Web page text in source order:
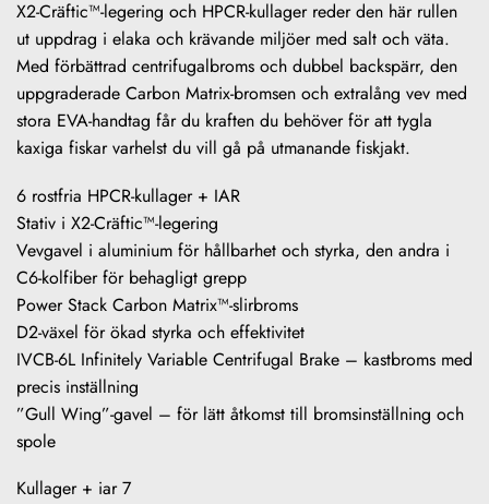
X2-Cräftic™-legering och HPCR-kullager reder den här rullen
ut uppdrag i elaka och krävande miljöer med salt och väta.
Med förbättrad centrifugalbroms och dubbel backspärr, den
uppgraderade Carbon Matrix-bromsen och extralång vev med
stora EVA-handtag får du kraften du behöver för att tygla
kaxiga fiskar varhelst du vill gå på utmanande fiskjakt.
6 rostfria HPCR-kullager + IAR
Stativ i X2-Cräftic™-legering
Vevgavel i aluminium för hållbarhet och styrka, den andra i
C6-kolfiber för behagligt grepp
Power Stack Carbon Matrix™-slirbroms
D2-växel för ökad styrka och effektivitet
IVCB-6L Infinitely Variable Centrifugal Brake – kastbroms med
precis inställning
”Gull Wing”-gavel – för lätt åtkomst till bromsinställning och
spole
Kullager + iar 7